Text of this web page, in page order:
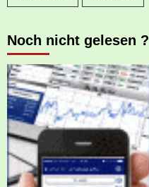
Noch nicht gelesen ?